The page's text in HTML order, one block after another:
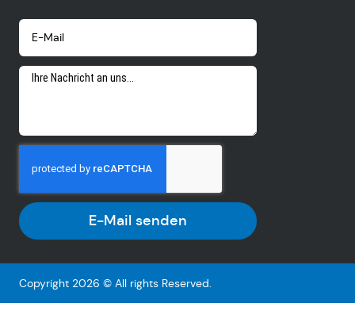
E-Mail senden
Copyright 2026 © All rights Reserved.